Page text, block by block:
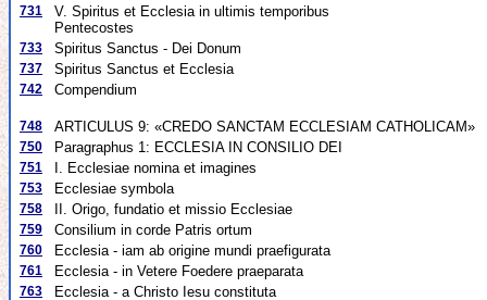
731
V. Spiritus et Ecclesia in ultimis temporibus
Pentecostes
733 Spiritus Sanctus - Dei Donum
737 Spiritus Sanctus et Ecclesia
742 Compendium
748 ARTICULUS 9: «CREDO SANCTAM ECCLESIAM CATHOLICAM»
750 Paragraphus 1: ECCLESIA IN CONSILIO DEI
751 I. Ecclesiae nomina et imagines
753 Ecclesiae symbola
758 II. Origo, fundatio et missio Ecclesiae
759 Consilium in corde Patris ortum
760 Ecclesia - iam ab origine mundi praefigurata
761 Ecclesia - in Vetere Foedere praeparata
763 Ecclesia - a Christo Iesu constituta